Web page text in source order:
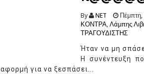
By NET Πέμπτη,
ΚΟΝΤΡΑ, Λάμπης
ΤΡΑΓΟΥΔΙΣΤΗΣ
Ήταν να μη
Η συνέντευξη
για να ξεσπάσει...